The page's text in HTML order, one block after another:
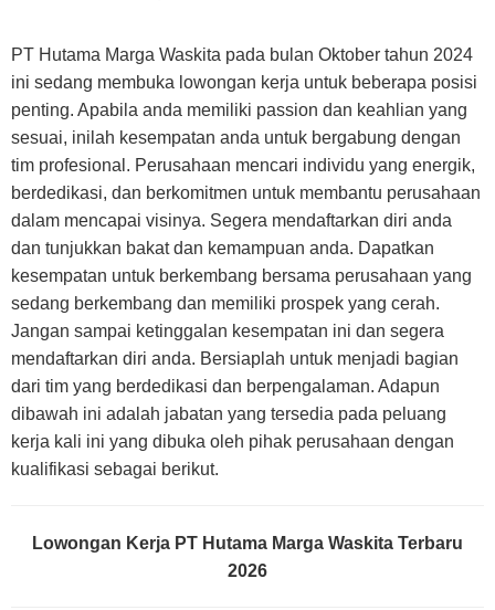
PT Hutama Marga Waskita pada bulan Oktober tahun 2024
ini sedang membuka lowongan kerja untuk beberapa posisi
penting. Apabila anda memiliki passion dan keahlian yang
sesuai, inilah kesempatan anda untuk bergabung dengan
tim profesional. Perusahaan mencari individu yang energik,
berdedikasi, dan berkomitmen untuk membantu perusahaan
dalam mencapai visinya. Segera mendaftarkan diri anda
dan tunjukkan bakat dan kemampuan anda. Dapatkan
kesempatan untuk berkembang bersama perusahaan yang
sedang berkembang dan memiliki prospek yang cerah.
Jangan sampai ketinggalan kesempatan ini dan segera
mendaftarkan diri anda. Bersiaplah untuk menjadi bagian
dari tim yang berdedikasi dan berpengalaman. Adapun
dibawah ini adalah jabatan yang tersedia pada peluang
kerja kali ini yang dibuka oleh pihak perusahaan dengan
kualifikasi sebagai berikut.
Lowongan Kerja PT Hutama Marga Waskita Terbaru
2026